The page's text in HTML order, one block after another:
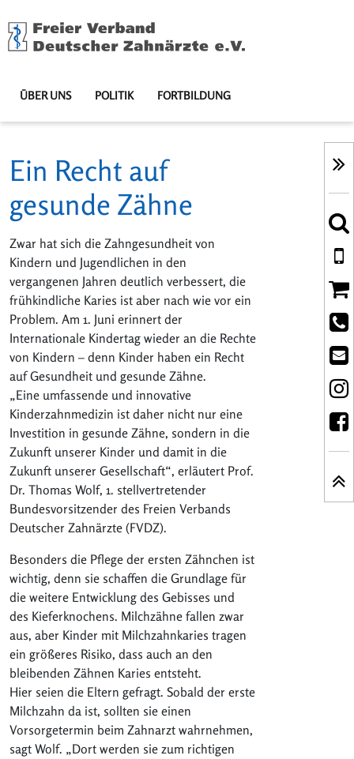
ÜBER UNS POLITIK FORTBILDUNG
Ein Recht auf
gesunde Zähne
Zwar hat sich die Zahngesundheit von
Kindern und Jugendlichen in den
vergangenen Jahren deutlich verbessert, die
frühkindliche Karies ist aber nach wie vor ein
Problem. Am 1. Juni erinnert der
Internationale Kindertag wieder an die Rechte
von Kindern – denn Kinder haben ein Recht
auf Gesundheit und gesunde Zähne.
„Eine umfassende und innovative
Kinderzahnmedizin ist daher nicht nur eine
Investition in gesunde Zähne, sondern in die
Zukunft unserer Kinder und damit in die
Zukunft unserer Gesellschaft“, erläutert Prof.
Dr. Thomas Wolf, 1. stellvertretender
Bundesvorsitzender des Freien Verbands
Deutscher Zahnärzte (FVDZ).
Besonders die Pflege der ersten Zähnchen ist
wichtig, denn sie schaffen die Grundlage für
die weitere Entwicklung des Gebisses und
des Kieferknochens. Milchzähne fallen zwar
aus, aber Kinder mit Milchzahnkaries tragen
ein größeres Risiko, dass auch an den
bleibenden Zähnen Karies entsteht.
Hier seien die Eltern gefragt. Sobald der erste
Milchzahn da ist, sollten sie einen
Vorsorgetermin beim Zahnarzt wahrnehmen,
sagt Wolf. „Dort werden sie zum richtigen